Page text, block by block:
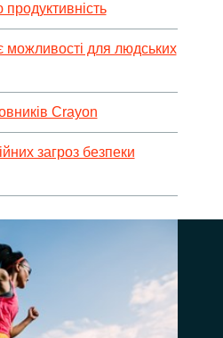
для людських
Crayon
загроз безпеки